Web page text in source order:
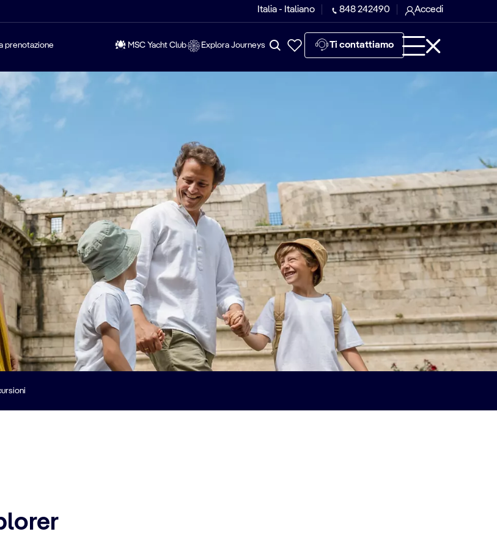
Italia - Italiano 848 242490 Accedi
prenotazione MSC Yacht Club Explora Journeys Ti contattiamo